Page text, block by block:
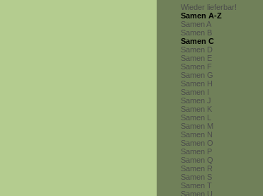
Wieder lieferbar!
Samen A-Z
Samen A
Samen B
Samen C
Samen D
Samen E
Samen F
Samen G
Samen H
Samen I
Samen J
Samen K
Samen L
Samen M
Samen N
Samen O
Samen P
Samen Q
Samen R
Samen S
Samen T
Samen U